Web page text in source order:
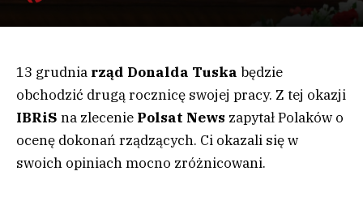
13 grudnia rząd Donalda Tuska będzie
obchodzić drugą rocznicę swojej pracy. Z tej okazji
IBRiS na zlecenie Polsat News zapytał Polaków o
ocenę dokonań rządzących. Ci okazali się w
swoich opiniach mocno zróżnicowani.